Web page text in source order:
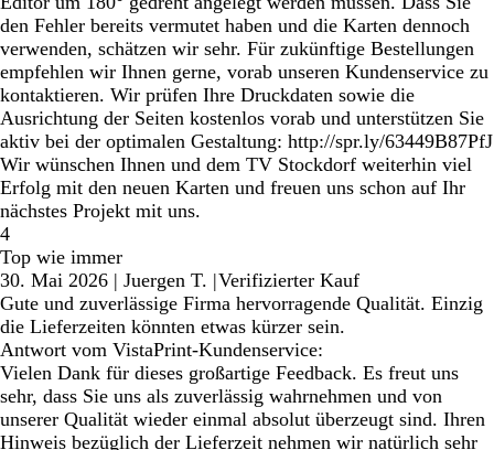
den Fehler bereits vermutet haben und die Karten dennoch
verwenden, schätzen wir sehr. Für zukünftige Bestellungen
empfehlen wir Ihnen gerne, vorab unseren Kundenservice zu
kontaktieren. Wir prüfen Ihre Druckdaten sowie die
Ausrichtung der Seiten kostenlos vorab und unterstützen Sie
aktiv bei der optimalen Gestaltung: http://spr.ly/63449B87PfJ
Wir wünschen Ihnen und dem TV Stockdorf weiterhin viel
Erfolg mit den neuen Karten und freuen uns schon auf Ihr
nächstes Projekt mit uns.
4
Top wie immer
30. Mai 2026 | Juergen T. |Verifizierter Kauf
Gute und zuverlässige Firma hervorragende Qualität. Einzig
die Lieferzeiten könnten etwas kürzer sein.
Antwort vom VistaPrint-Kundenservice:
Vielen Dank für dieses großartige Feedback. Es freut uns
sehr, dass Sie uns als zuverlässig wahrnehmen und von
unserer Qualität wieder einmal absolut überzeugt sind. Ihren
Hinweis bezüglich der Lieferzeit nehmen wir natürlich sehr